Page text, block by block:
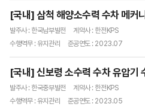
[국내] 삼척 해양소수력 수차 메커
발주사 : 한국남부발전
계약사 : 한전KPS
수행역무 : 유지관리
준공연도 : 2023.07
[국내] 신보령 소수력 수차 유압기
발주사 : 한국중부발전
계약사 : 한전KPS
수행역무 : 유지관리
준공연도 : 2023.05